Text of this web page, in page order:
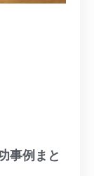
事例まと